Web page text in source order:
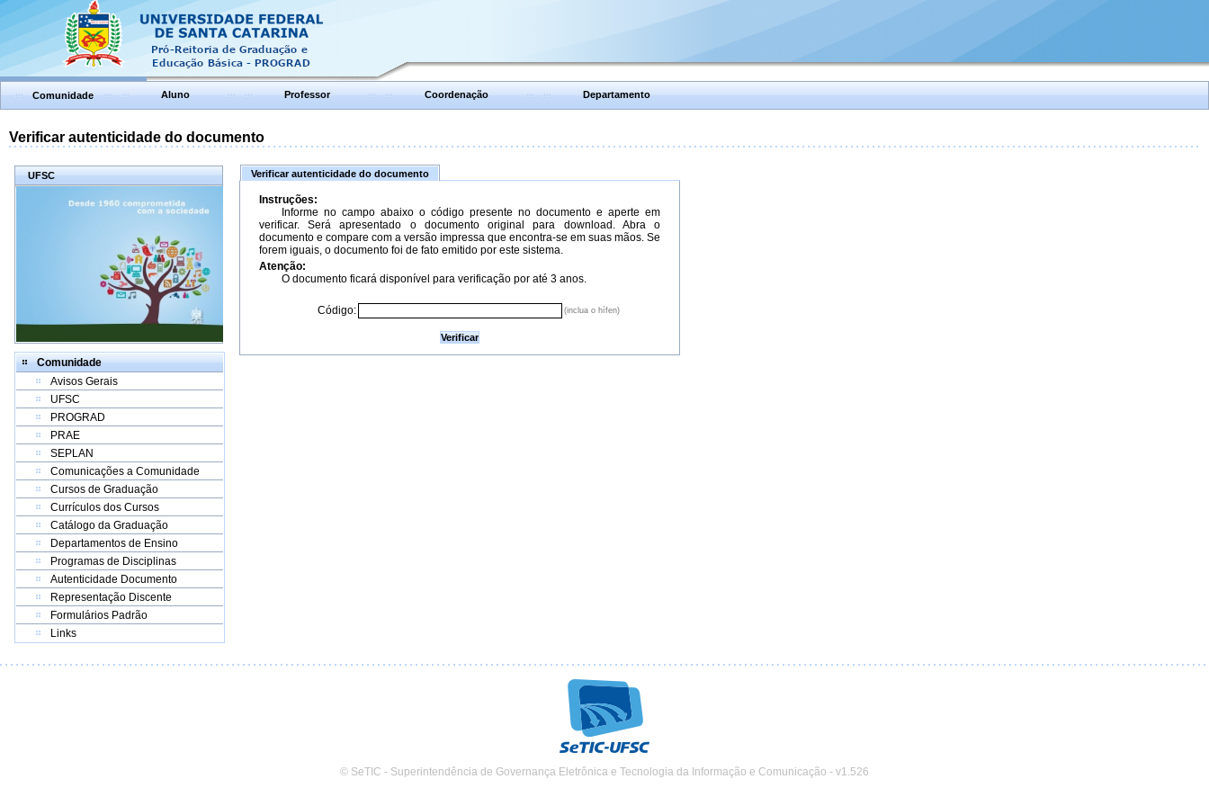
Comunidade Aluno Professor Coordenação Departamento
Verificar autenticidade do documento
UFSC
Comunidade
Avisos Gerais
UFSC
PROGRAD
PRAE
SEPLAN
Comunicações a Comunidade
Cursos de Graduação
Currículos dos Cursos
Catálogo da Graduação
Departamentos de Ensino
Programas de Disciplinas
Autenticidade Documento
Representação Discente
Formulários Padrão
Links
Verificar autenticidade do documento
Instruções:
Informe no campo abaixo o código presente no documento e aperte em
verificar. Será apresentado o documento original para download. Abra o
documento e compare com a versão impressa que encontra-se em suas mãos. Se
forem iguais, o documento foi de fato emitido por este sistema.
Atenção:
O documento ficará disponível para verificação por até 3 anos.
Código: (inclua o hífen)
© SeTIC - Superintendência de Governança Eletrônica e Tecnologia da Informação e Comunicação - v1.526